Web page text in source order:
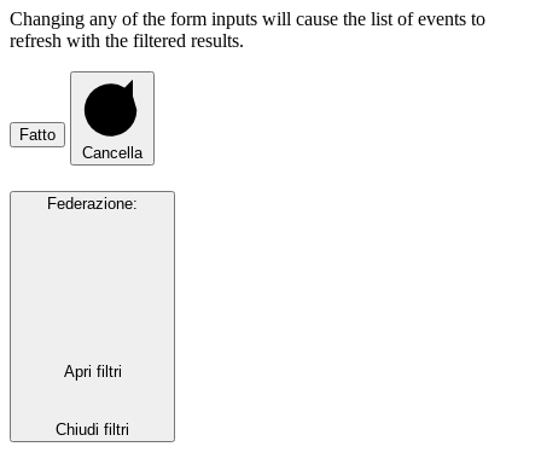
Changing any of the form inputs will cause the list of events to
refresh with the filtered results.
Fatto
Cancella
Federazione:
Apri filtri
Chiudi filtri